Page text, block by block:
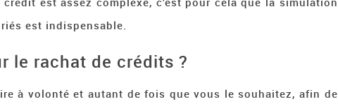
est indispensable.
le rachat de crédits ?
à volonté et autant de fois que vous le souhaitez, afin de